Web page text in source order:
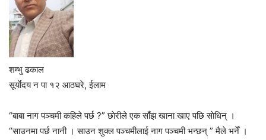
शम्भु ढकाल
सूर्याेदय न पा १२ आठघरे, ईलाम
“बाबा नाग पञ्चमी कहिले पर्छ ?” छाेरीले एक साँझ खाना खाए पछि साेधिन् ।
“साउनमा पर्छ नानी । साउन शुक्ल पञ्चमीलाई नाग पञ्चमी भन्छन् ” मैले भनेँ ।